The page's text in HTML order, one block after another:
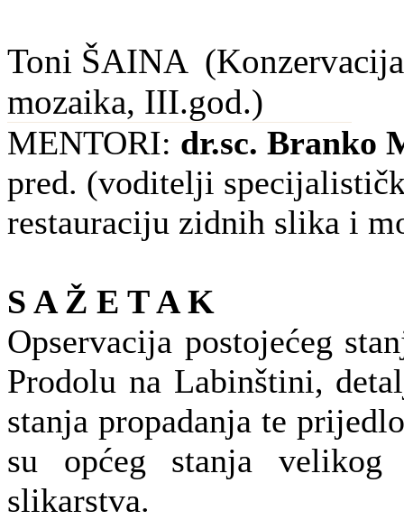
Toni ŠAINA
mozaika, III.god.)
MENTORI: dr.sc. Branko
pred. (voditelji
restauraciju zidnih slika i
S A Ž E T A K
Opservacija postojećeg
Prodolu na Labinštini,
stanja propadanja te
su općeg stanja velikog
slikarstva.